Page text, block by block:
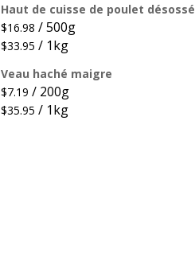
Haut de cuisse de poulet désossé
$16.98 / 500g
$33.95 / 1kg
Veau haché maigre
$7.19 / 200g
$35.95 / 1kg